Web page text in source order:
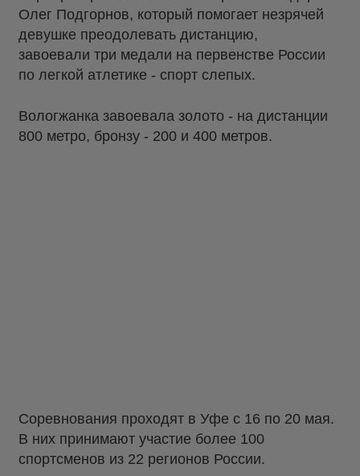
Олег Подгорнов, который помогает незрячей
девушке преодолевать дистанцию,
завоевали три медали на первенстве России
по легкой атлетике - спорт слепых.
Вологжанка завоевала золото - на дистанции
800 метро, бронзу - 200 и 400 метров.
Соревнования проходят в Уфе с 16 по 20 мая.
В них принимают участие более 100
спортсменов из 22 регионов России.